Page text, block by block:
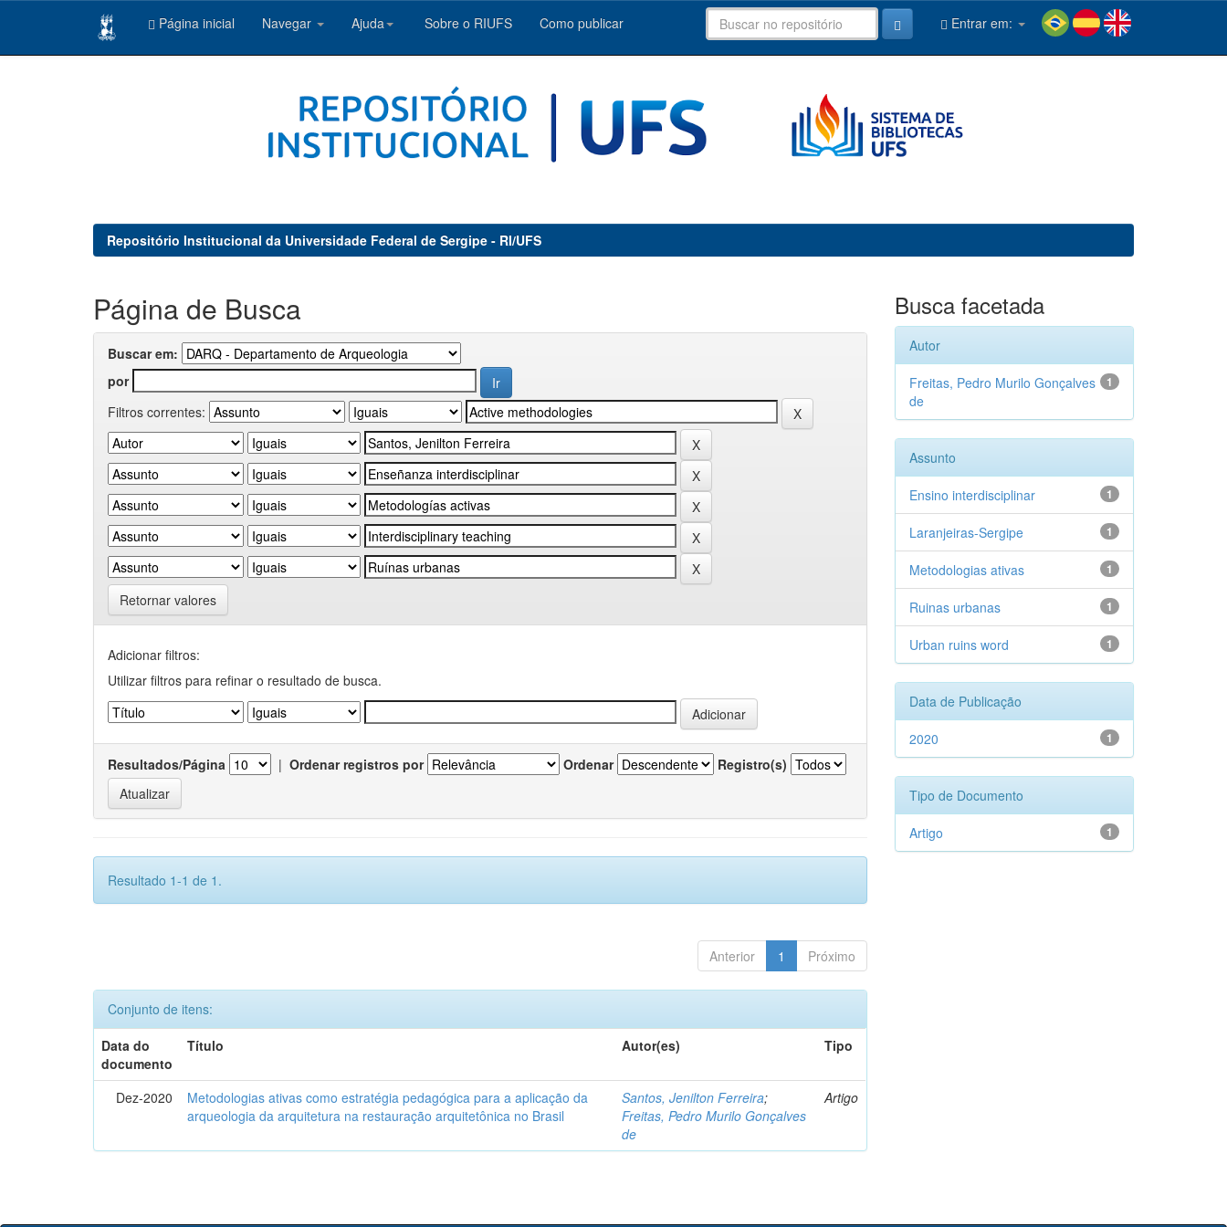
Página inicial Navegar Ajuda Sobre o RIUFS Como publicar Entrar em:
Repositório Institucional da Universidade Federal de Sergipe - RI/UFS
Página de Busca
Buscar em:
por
Filtros correntes:
Retornar valores
Adicionar filtros:
Utilizar filtros para refinar o resultado de busca.
Resultados/Página | Ordenar registros por Ordenar Registro(s)
Resultado 1-1 de 1.
Anterior 1 Próximo
Conjunto de itens:
Data do
documento
Título Autor(es) Tipo
Dez-2020
Metodologias ativas como estratégia pedagógica para a aplicação da
arqueologia da arquitetura na restauração arquitetônica no Brasil
Santos, Jenilton Ferreira;
Freitas, Pedro Murilo Gonçalves
de
Artigo
Busca facetada
Autor
1
Freitas, Pedro Murilo Gonçalves
de
Assunto
1
Ensino interdisciplinar
1
Laranjeiras-Sergipe
1
Metodologias ativas
1
Ruinas urbanas
1
Urban ruins word
Data de Publicação
1
2020
Tipo de Documento
1
Artigo